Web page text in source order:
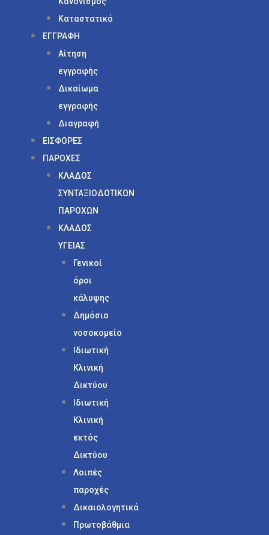
Καταστατικό
ΕΓΓΡΑΦΗ
Αίτηση
εγγραφής
Δικαίωμα
εγγραφής
Διαγραφή
ΕΙΣΦΟΡΕΣ
ΠΑΡΟΧΕΣ
ΚΛΑΔΟΣ
ΣΥΝΤΑΞΙΟΔΟΤΙΚΩΝ
ΠΑΡΟΧΩΝ
ΚΛΑΔΟΣ
ΥΓΕΙΑΣ
Γενικοί
όροι
κάλυψης
Δημόσιο
νοσοκομείο
Ιδιωτική
Κλινική
Δικτύου
Ιδιωτική
Κλινική
εκτός
Δικτύου
Λοιπές
παροχές
Δικαιολογητικά
Πρωτοβάθμια